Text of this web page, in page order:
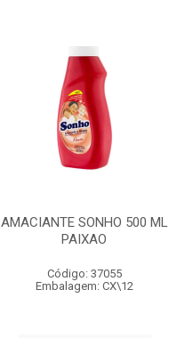
AMACIANTE SONHO 500 ML
PAIXAO
Código: 37055
Embalagem: CX\12